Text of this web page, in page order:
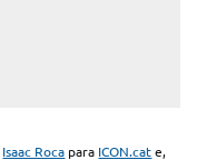
Isaac Roca para ICON.cate,